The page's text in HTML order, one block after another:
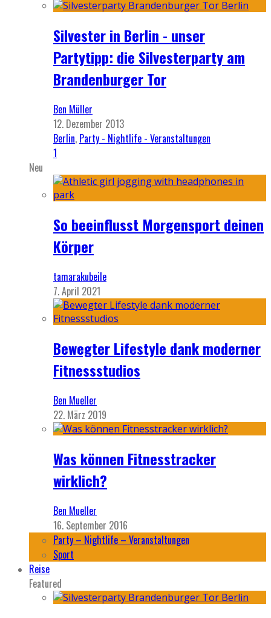
Silvester in Berlin - unser
Partytipp: die Silvesterparty am
Brandenburger Tor
Ben Müller
12. Dezember 2013
Berlin, Party - Nightlife - Veranstaltungen
1
Neu
So beeinflusst Morgensport deinen
Körper
tamarakubeile
7. April 2021
Bewegter Lifestyle dank moderner
Fitnessstudios
Ben Mueller
22. März 2019
Was können Fitnesstracker
wirklich?
Ben Mueller
16. September 2016
Party – Nightlife – Veranstaltungen
Sport
Reise
Featured